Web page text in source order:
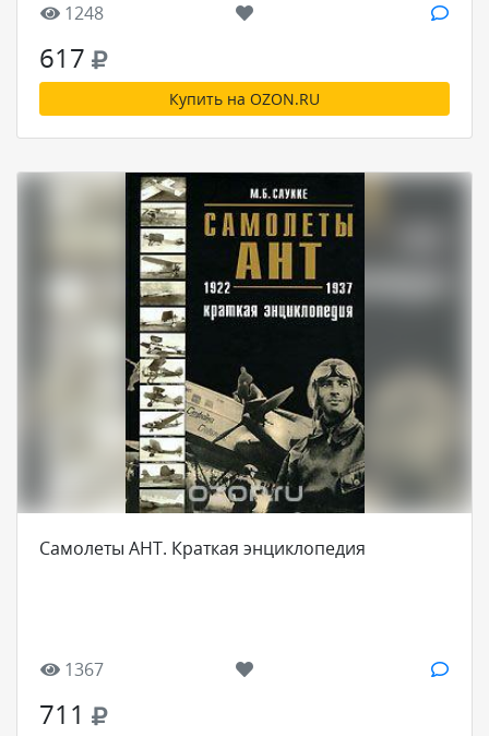
1248
617
Купить на OZON.RU
Самолеты АНТ. Краткая энциклопедия
1367
711